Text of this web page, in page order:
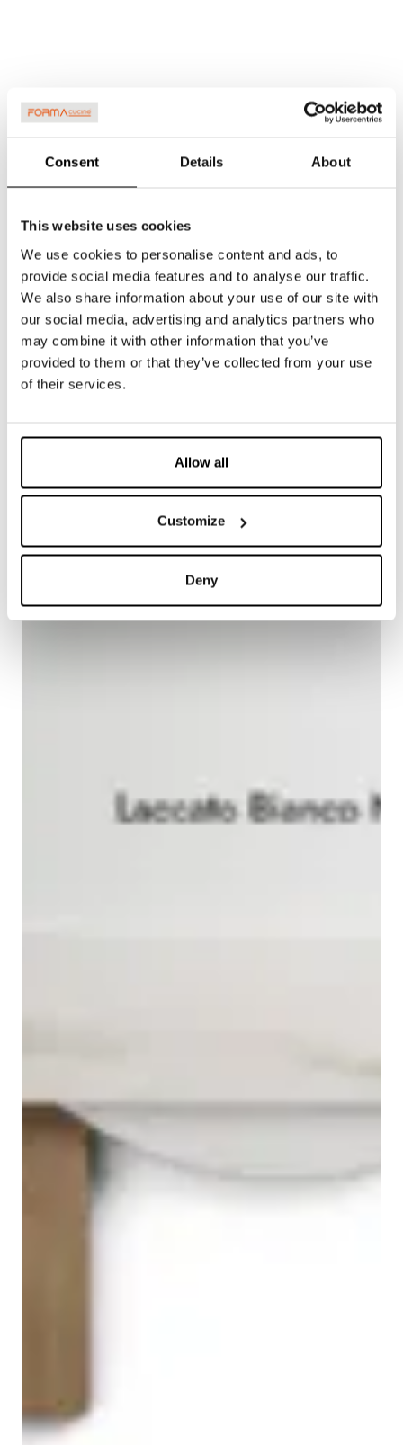
Consent Details About
This website uses cookies
We use cookies to personalise content and ads, to
provide social media features and to analyse our traffic.
We also share information about your use of our site with
our social media, advertising and analytics partners who
may combine it with other information that you’ve
provided to them or that they’ve collected from your use
of their services.
Allow all
Customize
Deny